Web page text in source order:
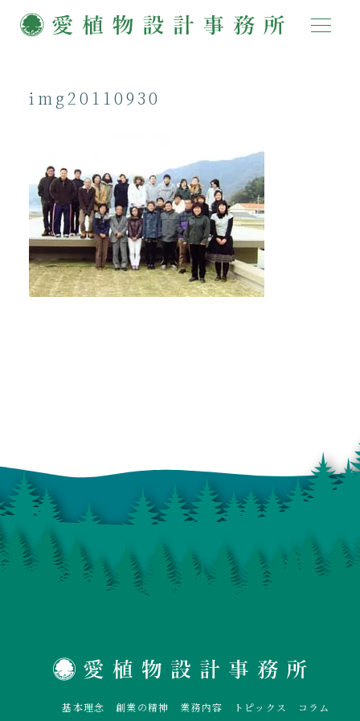
img20110930
基本理念 創業の精神 業務内容 トピックス コラム